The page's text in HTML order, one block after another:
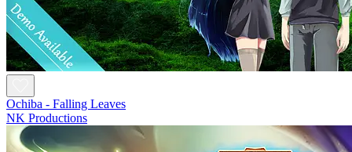
Ochiba - Falling Leaves
NK Productions